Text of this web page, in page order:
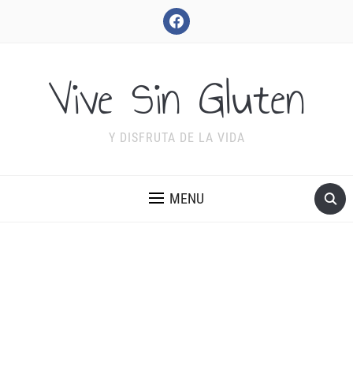
facebook
Vive Sin Gluten
Y DISFRUTA DE LA VIDA
MENU